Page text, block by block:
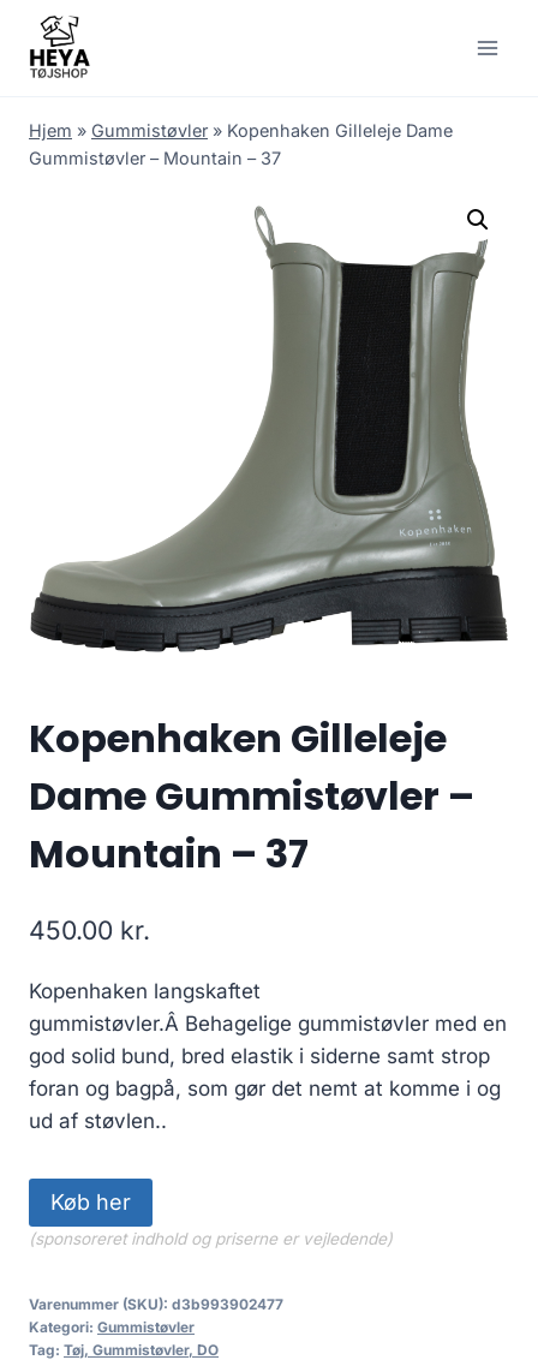
content
Hjem » Gummistøvler » Kopenhaken Gilleleje Dame
Gummistøvler – Mountain – 37
Kopenhaken Gilleleje
Dame Gummistøvler –
Mountain – 37
450.00 kr.
Kopenhaken langskaftet
gummistøvler.Â Behagelige gummistøvler med en
god solid bund, bred elastik i siderne samt strop
foran og bagpå, som gør det nemt at komme i og
ud af støvlen..
Køb her
(sponsoreret indhold og priserne er vejledende)
Varenummer (SKU): d3b993902477
Kategori: Gummistøvler
Tag: Tøj, Gummistøvler, DO